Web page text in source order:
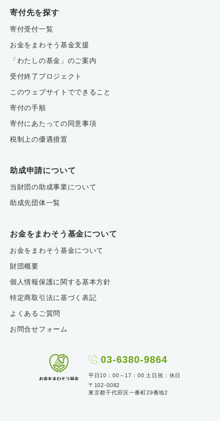
寄付先を探す
寄付受付一覧
お金をまわそう基金支援
「わたしの基金」のご案内
受付終了プロジェクト
このウェブサイトでできること
寄付の手順
寄付にあたっての同意事項
税制上の優遇措置
助成申請について
当財団の助成事業について
助成先団体一覧
お金をまわそう基金について
お金をまわそう基金について
財団概要
個人情報保護に関する基本方針
特定商取引法に基づく表記
よくあるご質問
お問合せフォーム
03-6380-9864
平日10：00～17：00 土日祝：休日
〒102-0082
東京都千代田区一番町29番地2